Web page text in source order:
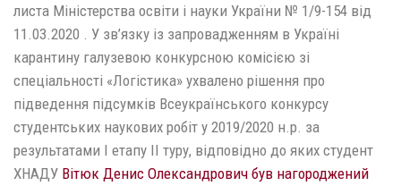
листа Міністерства освіти і науки України № 1/9-154 від
11.03.2020 . У зв’язку із запровадженням в Україні
карантину галузевою конкурсною комісією зі
спеціальності «Логістика» ухвалено рішення про
підведення підсумків Всеукраїнського конкурсу
студентських наукових робіт у 2019/2020 н.р. за
результатами І етапу ІІ туру, відповідно до яких студент
ХНАДУ Вітюк Денис Олександрович був нагороджений